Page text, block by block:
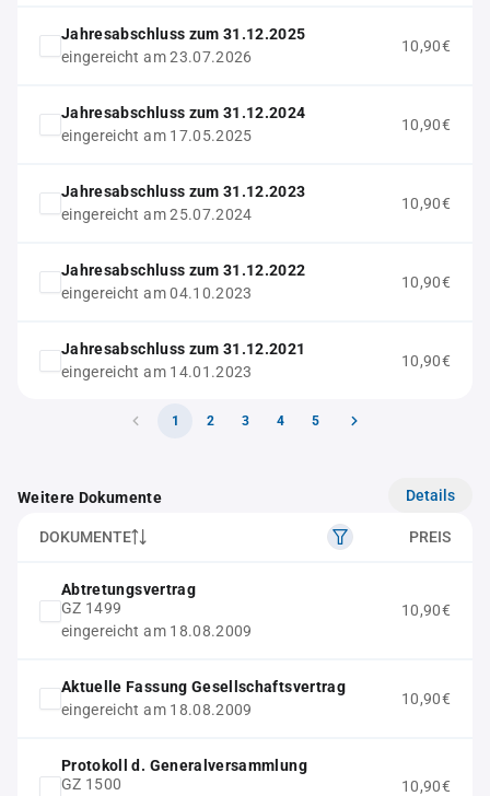
Jahresabschluss zum 31.12.2025
eingereicht am 23.07.2026
10,90€
Jahresabschluss zum 31.12.2024
eingereicht am 17.05.2025
10,90€
Jahresabschluss zum 31.12.2023
eingereicht am 25.07.2024
10,90€
Jahresabschluss zum 31.12.2022
eingereicht am 04.10.2023
10,90€
Jahresabschluss zum 31.12.2021
eingereicht am 14.01.2023
10,90€
1 2 3 4 5
Weitere Dokumente Details
DOKUMENTE PREIS
Abtretungsvertrag
GZ 1499
eingereicht am 18.08.2009
10,90€
Aktuelle Fassung Gesellschaftsvertrag
eingereicht am 18.08.2009
10,90€
Protokoll d. Generalversammlung
GZ 1500
10,90€